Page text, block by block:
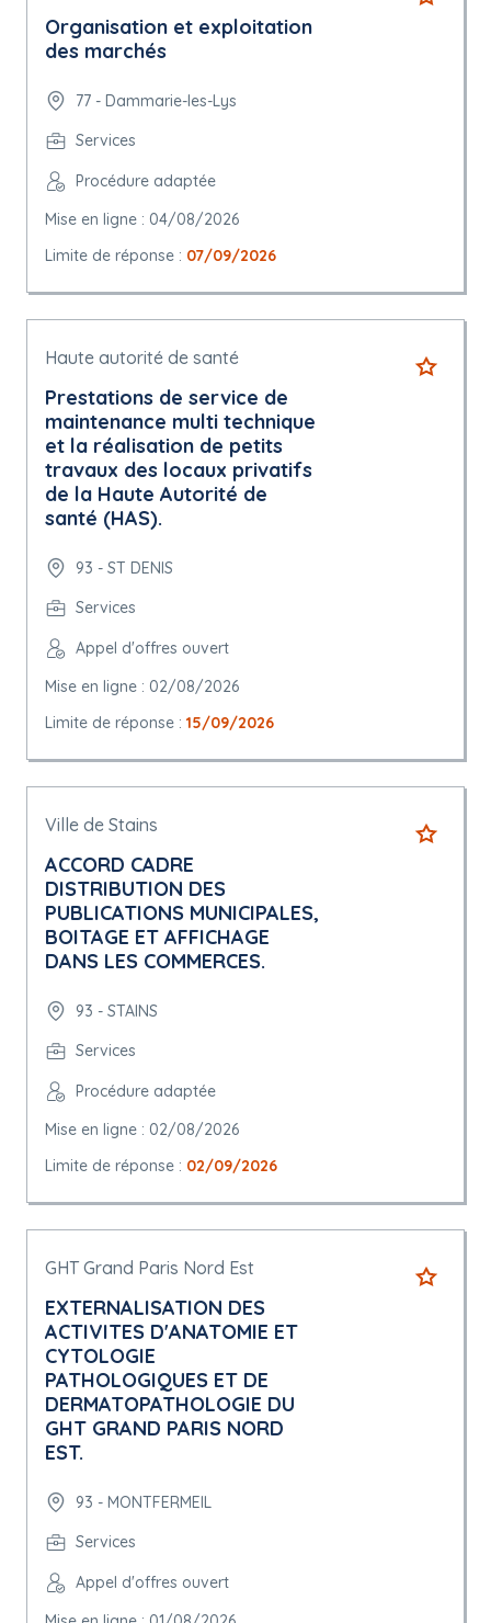
Organisation et exploitation
des marchés
77 - Dammarie-les-Lys
Services
Procédure adaptée
Mise en ligne : 04/08/2026
Limite de réponse : 07/09/2026
Haute autorité de santé
Prestations de service de
maintenance multi technique
et la réalisation de petits
travaux des locaux privatifs
de la Haute Autorité de
santé (HAS).
93 - ST DENIS
Services
Appel d'offres ouvert
Mise en ligne : 02/08/2026
Limite de réponse : 15/09/2026
Ville de Stains
ACCORD CADRE
DISTRIBUTION DES
PUBLICATIONS MUNICIPALES,
BOITAGE ET AFFICHAGE
DANS LES COMMERCES.
93 - STAINS
Services
Procédure adaptée
Mise en ligne : 02/08/2026
Limite de réponse : 02/09/2026
GHT Grand Paris Nord Est
EXTERNALISATION DES
ACTIVITES D'ANATOMIE ET
CYTOLOGIE
PATHOLOGIQUES ET DE
DERMATOPATHOLOGIE DU
GHT GRAND PARIS NORD
EST.
93 - MONTFERMEIL
Services
Appel d'offres ouvert